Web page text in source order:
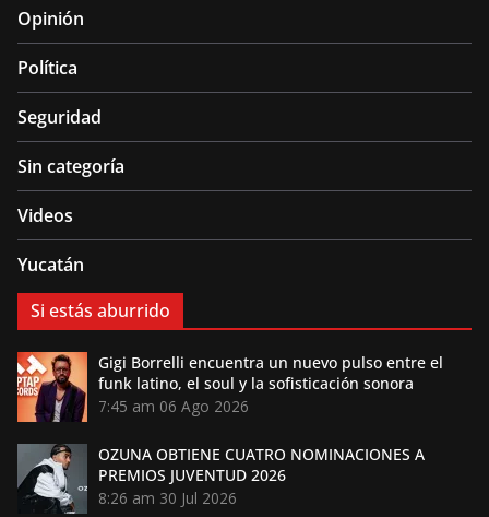
Opinión
Política
Seguridad
Sin categoría
Videos
Yucatán
Si estás aburrido
Gigi Borrelli encuentra un nuevo pulso entre el
funk latino, el soul y la sofisticación sonora
7:45 am 06 Ago 2026
OZUNA OBTIENE CUATRO NOMINACIONES A
PREMIOS JUVENTUD 2026
8:26 am 30 Jul 2026